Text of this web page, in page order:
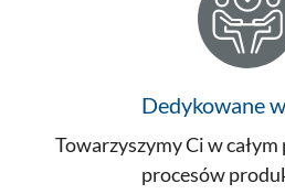
Dedykowane
Towarzyszymy Ci w
procesów